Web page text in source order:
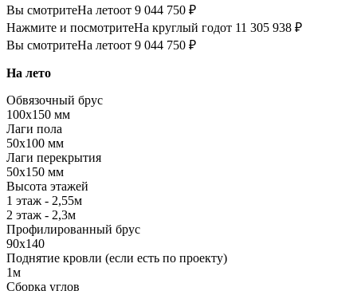
Вы смотритеНа летоот 9 044 750 ₽
Нажмите и посмотритеНа круглый годот 11 305 938 ₽
Вы смотритеНа летоот 9 044 750 ₽
На лето
Обвязочный брус
100х150 мм
Лаги пола
50х100 мм
Лаги перекрытия
50х150 мм
Высота этажей
1 этаж - 2,55м
2 этаж - 2,3м
Профилированный брус
90х140
Поднятие кровли (если есть по проекту)
1м
Сборка углов